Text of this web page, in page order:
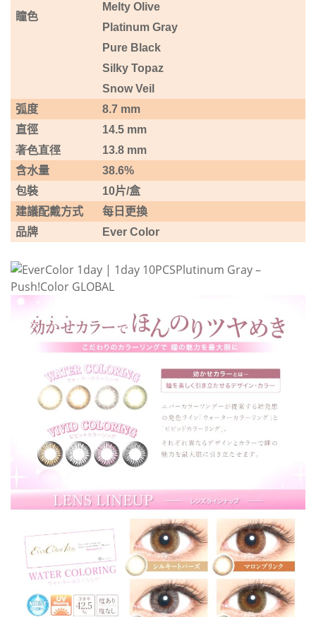
瞳色
Melty Olive
Platinum Gray
Pure Black
Silky Topaz
Snow Veil
弧度
8.7 mm
直徑
著色直徑
14.5 mm
13.8 mm
含水量
38.6%
包裝
10片/盒
建議配戴方式
每日更換
品牌
Ever Color